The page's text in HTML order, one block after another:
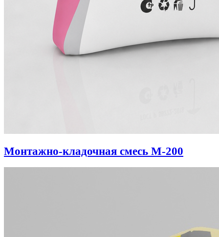
Монтажно-кладочная смесь М-200